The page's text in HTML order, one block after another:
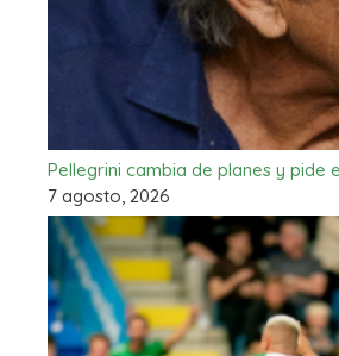
Pellegrini cambia de planes y pide
7 agosto, 2026